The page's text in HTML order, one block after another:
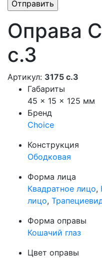
Оправа
с.3
Артикул: 3175 с.3
Габариты
45 × 15 × 125 мм
Бренд
Choice
Конструкция
Ободковая
Форма лица
Квадратное лицо,
лицо,
Форма оправы
Кошачий глаз
Цвет оправы